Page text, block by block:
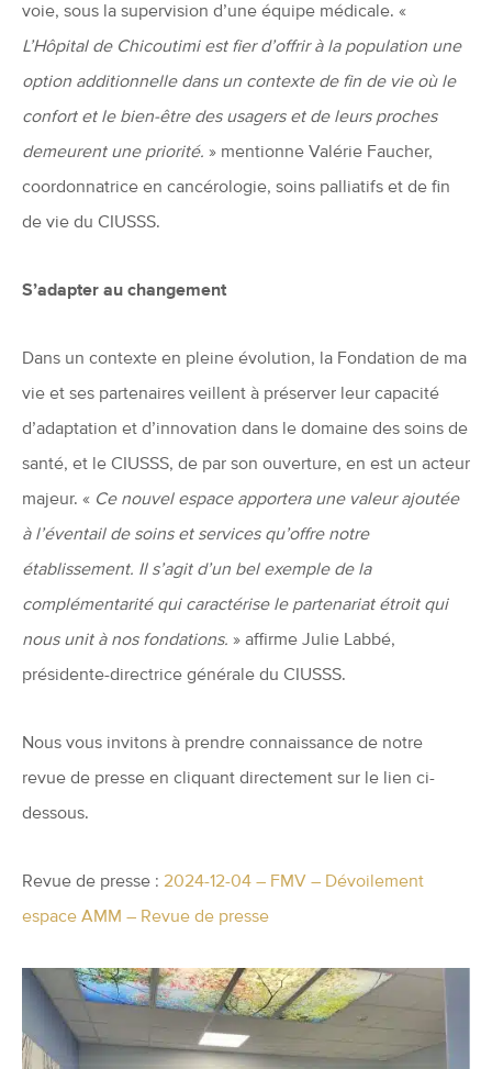
voie, sous la supervision d’une équipe médicale. «
L’Hôpital de Chicoutimi est fier d’offrir à la population une
option additionnelle dans un contexte de fin de vie où le
confort et le bien-être des usagers et de leurs proches
demeurent une priorité. » mentionne Valérie Faucher,
coordonnatrice en cancérologie, soins palliatifs et de fin
de vie du CIUSSS.
S’adapter au changement
Dans un contexte en pleine évolution, la Fondation de ma
vie et ses partenaires veillent à préserver leur capacité
d’adaptation et d’innovation dans le domaine des soins de
santé, et le CIUSSS, de par son ouverture, en est un acteur
majeur. « Ce nouvel espace apportera une valeur ajoutée
à l’éventail de soins et services qu’offre notre
établissement. Il s’agit d’un bel exemple de la
complémentarité qui caractérise le partenariat étroit qui
nous unit à nos fondations. » affirme Julie Labbé,
présidente-directrice générale du CIUSSS.
Nous vous invitons à prendre connaissance de notre
revue de presse en cliquant directement sur le lien ci-
dessous.
Revue de presse : 2024-12-04 – FMV – Dévoilement
espace AMM – Revue de presse